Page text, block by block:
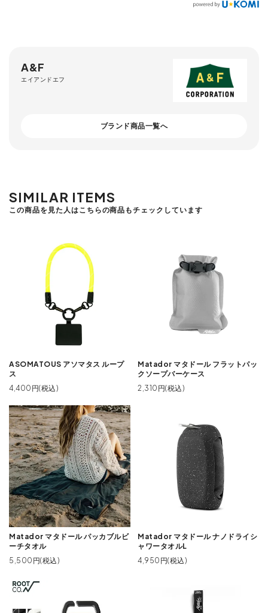
A&F
エイアンドエフ
ブランド商品一覧へ
SIMILAR ITEMS
この商品を見た人はこちらの商品もチェックしています
ASOMATOUS アソマタス ループ
ス
4,400円(税込)
Matador マタドール フラットパッ
クソープバーケース
2,310円(税込)
Matador マタドール パッカブルビ
ーチタオル
5,500円(税込)
Matador マタドール ナノドライシ
ャワータオルL
4,950円(税込)